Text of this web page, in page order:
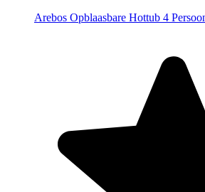
Arebos Opblaasbare Hottub 4